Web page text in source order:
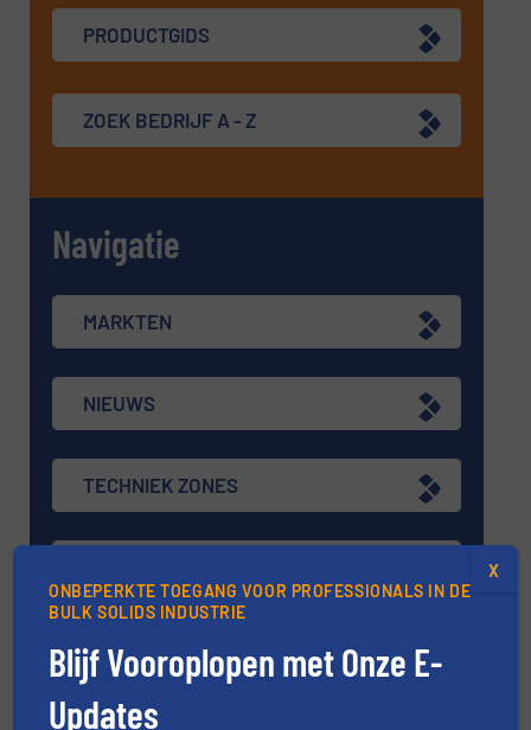
PRODUCTGIDS
ZOEK BEDRIJF A - Z
Navigatie
MARKTEN
NIEUWS
TECHNIEK ZONES
EVENEMENTEN
ONBEPERKTE TOEGANG VOOR PROFESSIONALS IN DE
BULK SOLIDS INDUSTRIE
Blijf Vooroplopen met Onze E-
Updates
X